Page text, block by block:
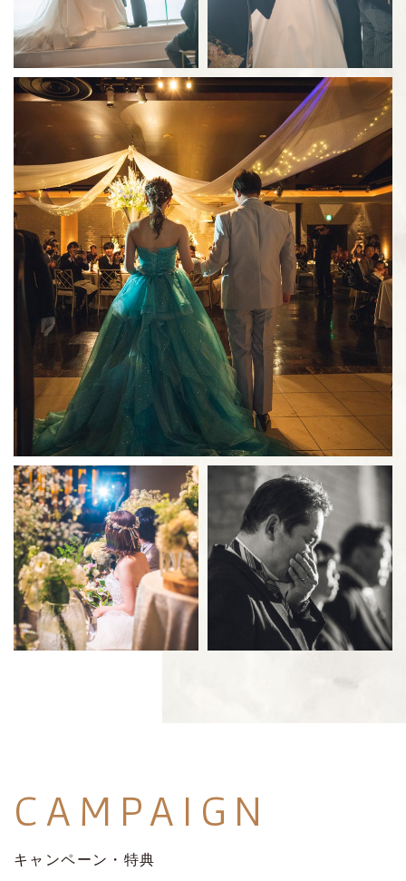
CAMPAIGN
キャンペーン・特典